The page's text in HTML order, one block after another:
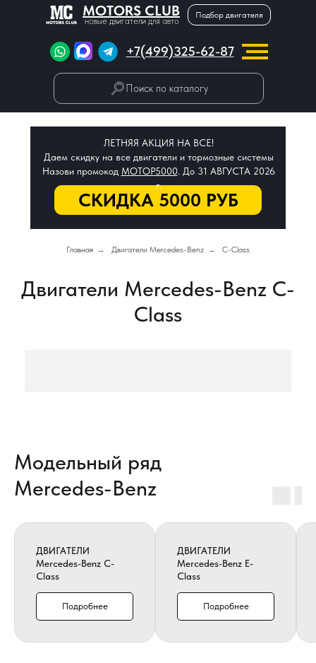
MOTORS CLUB
новые двигатели для авто
Подбор двигателя
+7(499)325-62-87
Поиск по каталогу
СКИДКА 5000 РУБ
ЛЕТНЯЯ АКЦИЯ НА ВСЕ!
Даем скидку на все двигатели и тормозные системы
Назови промокод МОТОР5000. До 31 АВГУСТА 2026
г.
Главная → Двигатели Mercedes-Benz → C-Class
Двигатели Mercedes-Benz C-
Class
Модельный ряд
Mercedes-Benz
ДВИГАТЕЛИ
Mercedes-Benz C-
Class
Подробнее
ДВИГАТЕЛИ
Mercedes-Benz E-
Class
Подробнее